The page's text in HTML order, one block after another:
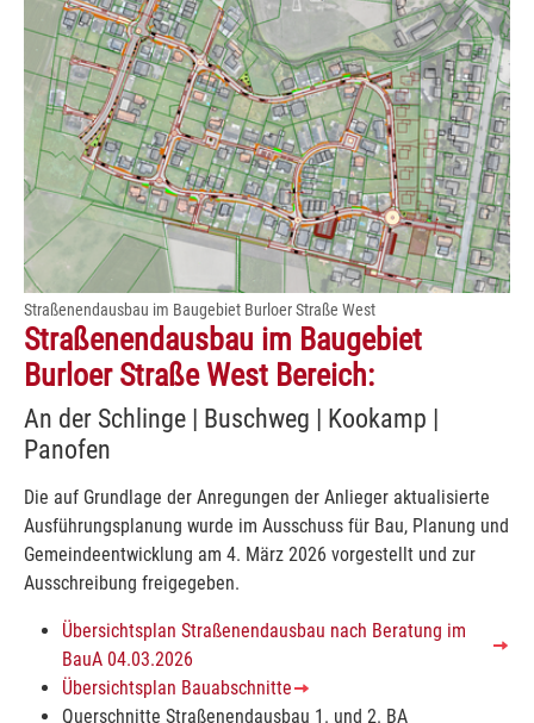
Straßenendausbau im Baugebiet Burloer Straße West
Straßenendausbau im Baugebiet
Burloer Straße West Bereich:
An der Schlinge | Buschweg | Kookamp |
Panofen
Die auf Grundlage der Anregungen der Anlieger aktualisierte
Ausführungsplanung wurde im Ausschuss für Bau, Planung und
Gemeindeentwicklung am 4. März 2026 vorgestellt und zur
Ausschreibung freigegeben.
Übersichtsplan Straßenendausbau nach Beratung im
BauA 04.03.2026
Übersichtsplan Bauabschnitte
Querschnitte Straßenendausbau 1. und 2. BA